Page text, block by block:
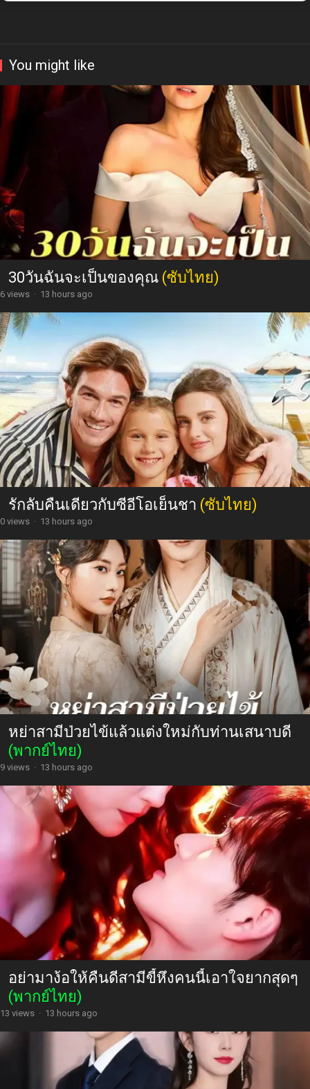
You might like
30วันฉันจะเป็นของคุณ (ซับไทย)
6 views · 13 hours ago
รักลับคืนเดียวกับซีอีโอเย็นชา (ซับไทย)
0 views · 13 hours ago
หย่าสามีป่วยไข้แล้วแต่งใหม่กับท่านเสนาบดี
(พากย์ไทย)
9 views · 13 hours ago
อย่ามาง้อให้คืนดีสามีขี้หึงคนนี้เอาใจยากสุดๆ
(พากย์ไทย)
13 views · 13 hours ago